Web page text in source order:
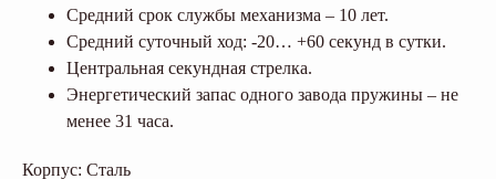
Средний срок службы механизма – 10 лет.
Средний суточный ход: -20… +60 секунд в сутки.
Центральная секундная стрелка.
Энергетический запас одного завода пружины – не
менее 31 часа.
Корпус: Сталь